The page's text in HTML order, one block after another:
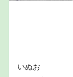
いぬお